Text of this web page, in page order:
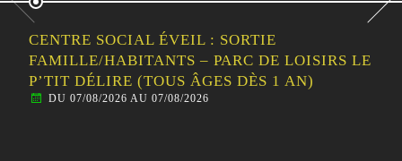
CENTRE SOCIAL ÉVEIL : LES ATELIERS EN
FAMILLE / INITIATION AU CIRQUE
DU 11/08/2026 AU 11/08/2026